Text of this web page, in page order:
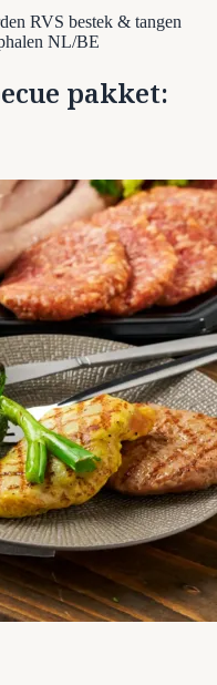
RVS bestek & tangen
NL/BE
pakket: